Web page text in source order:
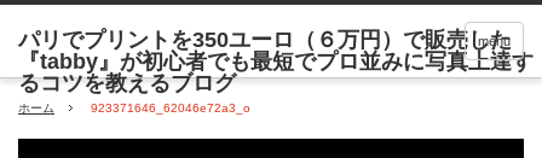
menu
ホーム 923371646_62046e72a3_o